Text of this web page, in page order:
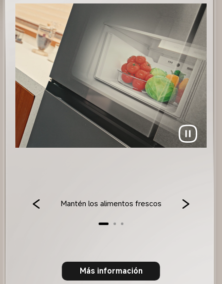
Mantén los alimentos frescos
Más información